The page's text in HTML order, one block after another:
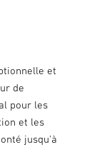
et
de
pour les
et les
jusqu'à